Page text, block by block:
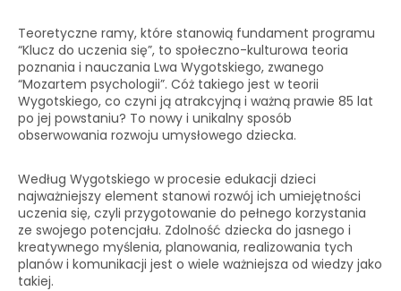
Teoretyczne ramy, które stanowią fundament programu
“Klucz do uczenia się”, to społeczno-kulturowa teoria
poznania i nauczania Lwa Wygotskiego, zwanego
“Mozartem psychologii”. Cóż takiego jest w teorii
Wygotskiego, co czyni ją atrakcyjną i ważną prawie 85 lat
po jej powstaniu? To nowy i unikalny sposób
obserwowania rozwoju umysłowego dziecka.
Według Wygotskiego w procesie edukacji dzieci
najważniejszy element stanowi rozwój ich umiejętności
uczenia się, czyli przygotowanie do pełnego korzystania
ze swojego potencjału. Zdolność dziecka do jasnego i
kreatywnego myślenia, planowania, realizowania tych
planów i komunikacji jest o wiele ważniejsza od wiedzy jako
takiej.